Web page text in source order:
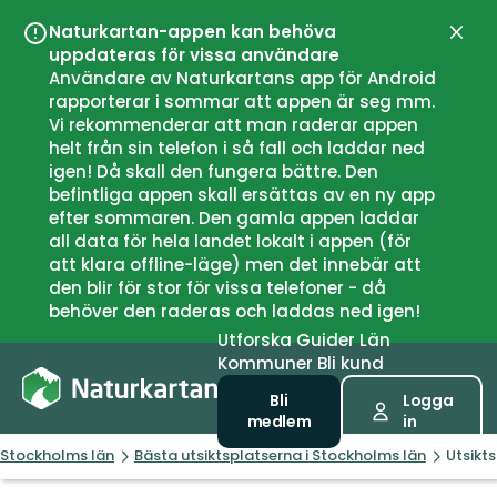
Naturkartan-appen kan behöva
uppdateras för vissa användare
Användare av Naturkartans app för Android
rapporterar i sommar att appen är seg mm.
Vi rekommenderar att man raderar appen
helt från sin telefon i så fall och laddar ned
igen! Då skall den fungera bättre. Den
befintliga appen skall ersättas av en ny app
efter sommaren. Den gamla appen laddar
all data för hela landet lokalt i appen (för
att klara offline-läge) men det innebär att
den blir för stor för vissa telefoner - då
behöver den raderas och laddas ned igen!
UtforskaGuiderLän
Kommuner Bli kund
Bli
medlem
Logga
in
Stockholms län Bästa utsiktsplatserna i Stockholms län